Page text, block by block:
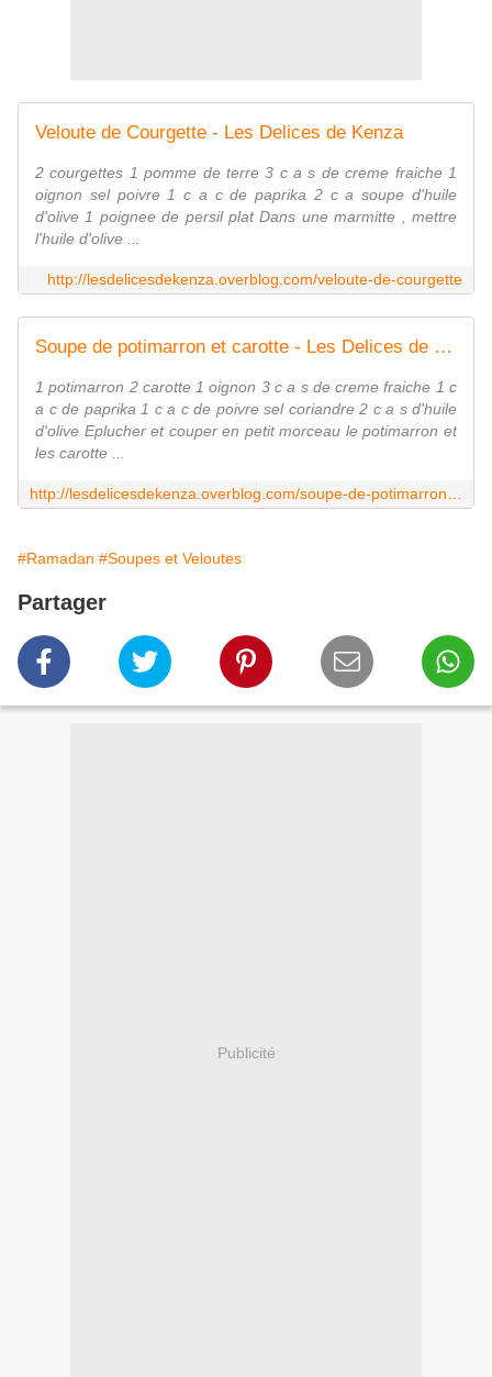
Veloute de Courgette - Les Delices de Kenza
2 courgettes 1 pomme de terre 3 c a s de creme fraiche 1
oignon sel poivre 1 c a c de paprika 2 c a soupe d'huile
d'olive 1 poignee de persil plat Dans une marmitte , mettre
l'huile d'olive ...
http://lesdelicesdekenza.overblog.com/veloute-de-courgette
Soupe de potimarron et carotte - Les Delices de Kenza
1 potimarron 2 carotte 1 oignon 3 c a s de creme fraiche 1 c
a c de paprika 1 c a c de poivre sel coriandre 2 c a s d'huile
d'olive Eplucher et couper en petit morceau le potimarron et
les carotte ...
#Ramadan #Soupes et Veloutes
Partager
Publicité